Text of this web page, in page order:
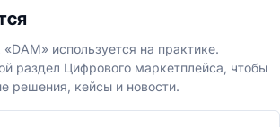
используется на практике.
раздел Цифрового маркетплейса, чтобы
решения, кейсы и новости.